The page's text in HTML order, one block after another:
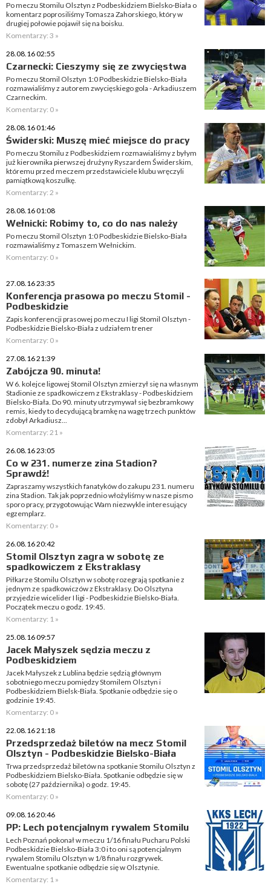
Po meczu Stomilu Olsztyn z Podbeskidziem Bielsko-Biała o
komentarz poprosiliśmy Tomasza Zahorskiego, który w
drugiej połowie pojawił się na boisku.
Komentarzy: 3 »
28.08.16 02:55
Czarnecki: Cieszymy się ze zwycięstwa
Po meczu Stomil Olsztyn 1:0 Podbeskidzie Bielsko-Biała
rozmawialiśmy z autorem zwycięskiego gola - Arkadiuszem
Czarneckim.
Komentarzy: 0 »
28.08.16 01:46
Świderski: Muszę mieć miejsce do pracy
Po meczu Stomilu z Podbeskidziem rozmawialiśmy z byłym
już kierownika pierwszej drużyny Ryszardem Świderskim,
któremu przed meczem przedstawiciele klubu wręczyli
pamiątkową koszulkę.
Komentarzy: 2 »
28.08.16 01:08
Wełnicki: Robimy to, co do nas należy
Po meczu Stomil Olsztyn 1:0 Podbeskidzie Bielsko-Biała
rozmawialiśmy z Tomaszem Wełnickim.
Komentarzy: 0 »
27.08.16 23:35
Konferencja prasowa po meczu Stomil -
Podbeskidzie
Zapis konferencji prasowej po meczu I ligi Stomil Olsztyn -
Podbeskidzie Bielsko-Biała z udziałem trener
Komentarzy: 0 »
27.08.16 21:39
Zabójcza 90. minuta!
W 6. kolejce ligowej Stomil Olsztyn zmierzył się na własnym
Stadionie ze spadkowiczem z Ekstraklasy - Podbeskidziem
Bielsko-Biała. Do 90. minuty utrzymywał się bezbramkowy
remis, kiedy to decydującą bramkę na wagę trzech punktów
zdobył Arkadiusz...
Komentarzy: 21 »
26.08.16 23:05
Co w 231. numerze zina Stadion?
Sprawdź!
Zapraszamy wszystkich fanatyków do zakupu 231. numeru
zina Stadion. Tak jak poprzednio włożyliśmy w nasze pismo
sporo pracy, przygotowując Wam niezwykle interesujący
egzemplarz.
Komentarzy: 0 »
26.08.16 20:42
Stomil Olsztyn zagra w sobotę ze
spadkowiczem z Ekstraklasy
Piłkarze Stomilu Olsztyn w sobotę rozegrają spotkanie z
jednym ze spadkowiczów z Ekstraklasy. Do Olsztyna
przyjedzie wicelider I ligi - Podbeskidzie Bielsko-Biała.
Początek meczu o godz. 19:45.
Komentarzy: 1 »
25.08.16 09:57
Jacek Małyszek sędzia meczu z
Podbeskidziem
Jacek Małyszek z Lublina będzie sędzią głównym
sobotniego meczu pomiędzy Stomilem Olsztyn i
Podbeskidziem Bielsk-Biała. Spotkanie odbędzie się o
godzinie 19:45.
Komentarzy: 0 »
22.08.16 21:18
Przedsprzedaż biletów na mecz Stomil
Olsztyn - Podbeskidzie Bielsko-Biała
Trwa przedsprzedaż biletów na spotkanie Stomilu Olsztyn z
Podbeskidziem Bielsko-Biała. Spotkanie odbędzie się w
sobotę (27 października) o godz. 19:45.
Komentarzy: 0 »
09.08.16 20:46
PP: Lech potencjalnym rywalem Stomilu
Lech Poznań pokonał w meczu 1/16 finału Pucharu Polski
Podbeskidzie Bielsko-Biała 3:0 i to oni są potencjalnym
rywalem Stomilu Olsztyn w 1/8 finału rozgrywek.
Ewentualne spotkanie odbędzie się w Olsztynie.
Komentarzy: 1 »